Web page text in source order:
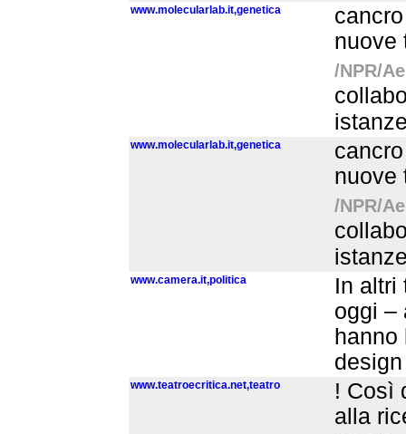
www.molecularlab.it,genetica
nuove
/NPR/
www.molecularlab.it,genetica
nuove
/NPR/
www.camera.it,politica
In altri
oggi –
www.teatroecritica.net,teatro
! Così
alla